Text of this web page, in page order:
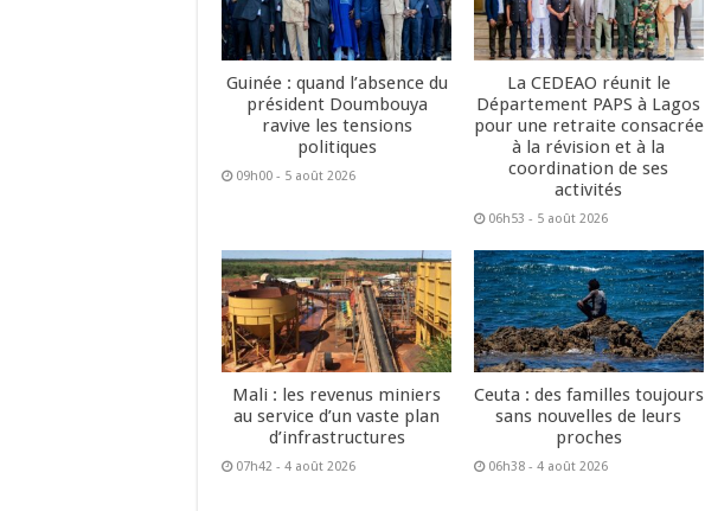
Guinée : quand l’absence du
président Doumbouya
ravive les tensions
politiques
09h00 - 5 août 2026
La CEDEAO réunit le
Département PAPS à Lagos
pour une retraite consacrée
à la révision et à la
coordination de ses
activités
06h53 - 5 août 2026
Mali : les revenus miniers
au service d’un vaste plan
d’infrastructures
07h42 - 4 août 2026
Ceuta : des familles toujours
sans nouvelles de leurs
proches
06h38 - 4 août 2026